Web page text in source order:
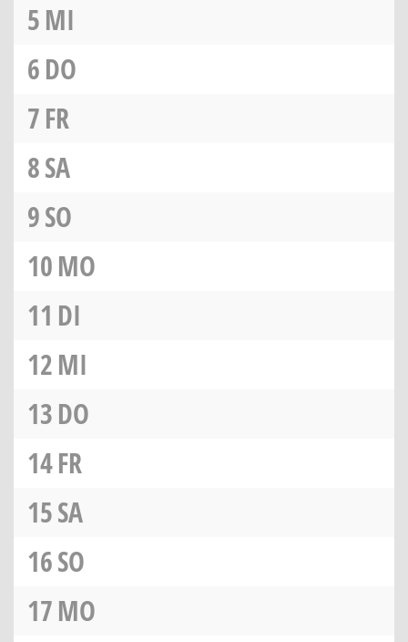
5MI
6DO
7FR
8SA
9SO
10MO
11 DI
12MI
13DO
14FR
15SA
16SO
17MO